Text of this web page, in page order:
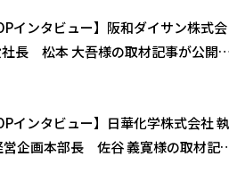
インタビュー】阪和ダイサン株式会
長 松本 大吾様の取材記事が公開
インタビュー】日華化学株式会社 執
営企画本部長 佐谷 義寛様の取材記